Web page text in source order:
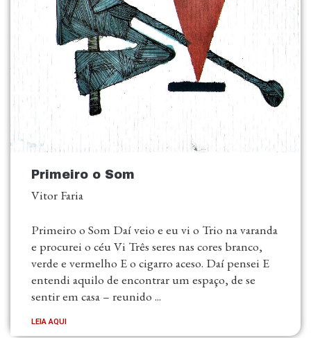
Primeiro o Som
Vitor Faria
Primeiro o Som Daí veio e eu vi o Trio na varanda
e procurei o céu Vi Três seres nas cores branco,
verde e vermelho E o cigarro aceso. Daí pensei E
entendi aquilo de encontrar um espaço, de se
sentir em casa – reunido ...
LEIA AQUI